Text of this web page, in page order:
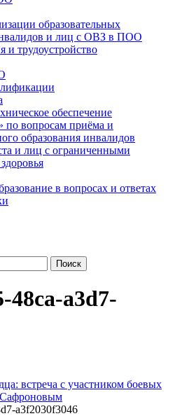
образовательных
и лиц с ОВЗ в ПОО
и трудоустройство
обеспечение
по вопросам приёма и
образования инвалидов
и лиц с ограниченными
в вопросах и ответах
48ca-a3d7-
встреча с участником боевых
a3f2030f3046